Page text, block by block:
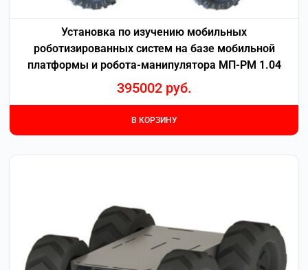
Установка по изучению мобильных
роботизированных систем на базе мобильной
платформы и робота-манипулятора МП-РМ 1.04
395002 руб.
В КОРЗИНУ